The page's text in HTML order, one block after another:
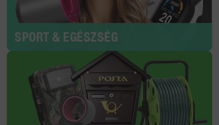
SPORT & EGÉSZSÉG